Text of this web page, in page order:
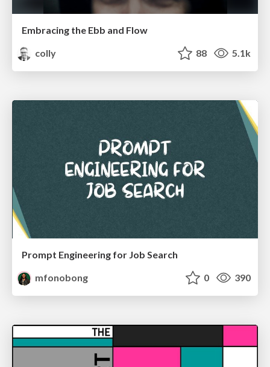
Embracing the Ebb and Flow
colly
88 5.1k
Prompt Engineering for Job Search
mfonobong
0 390